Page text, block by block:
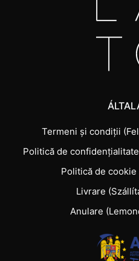
Termeni și condiții
Politică de
Politică de
Livrare
Anulare